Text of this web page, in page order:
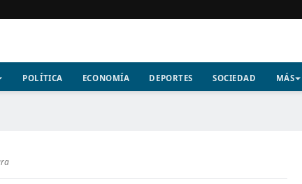
POLÍTICA ECONOMÍA DEPORTES SOCIEDAD MÁS